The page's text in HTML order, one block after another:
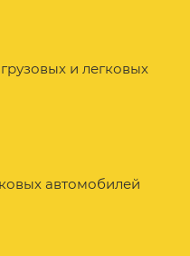
и легковых
автомобилей